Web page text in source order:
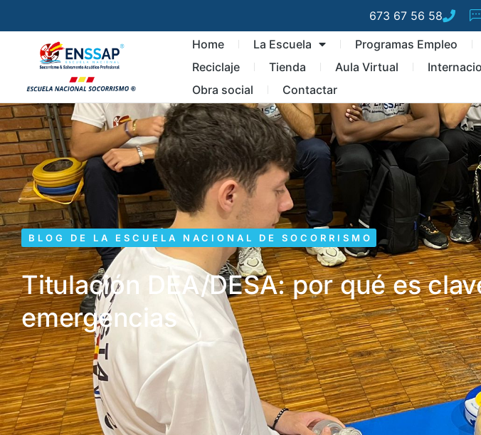
673 67 56 58
Home
La Escuela Programas Empleo
Reciclaje
Tienda Aula Virtual
Obra social
Contactar
BLOG DE LA ESCUELA NACIONAL DE SOCORRISMO
Titulación DEA/DESA: por qué es
emergencias